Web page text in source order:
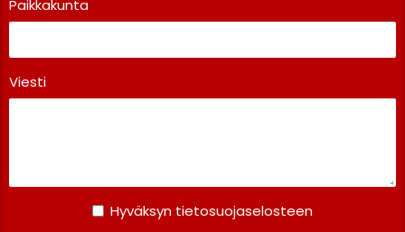
Paikkakunta
Viesti
Hyväksyn tietosuojaselosteen